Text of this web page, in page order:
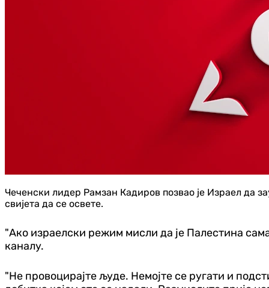
Чеченски лидер Рамзан Кадиров позвао је Израел да
свијета да се освете.
"Ако израелски режим мисли да је Палестина
каналу.
"Не провоцирајте људе. Немојте се ругати и